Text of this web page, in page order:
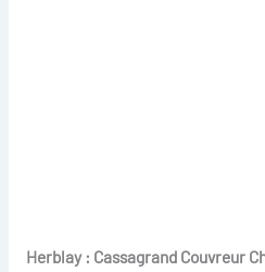
Herblay : Cassagrand Couvreur